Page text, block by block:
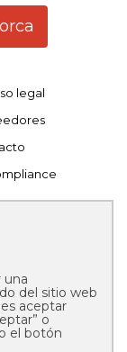
legal
una
del sitio web
aceptar
o
el botón